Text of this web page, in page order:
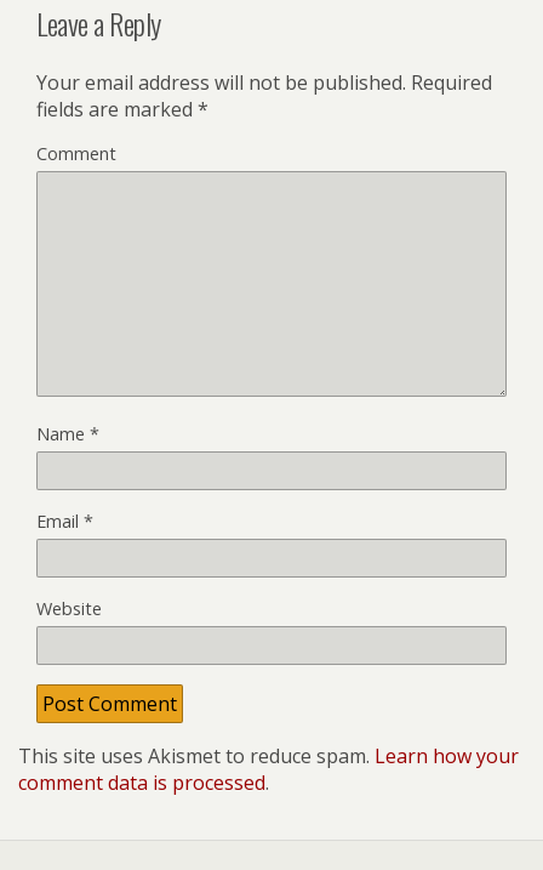
Leave a Reply
Your email address will not be published. Required
fields are marked *
Comment
Name *
Email *
Website
This site uses Akismet to reduce spam. Learn how your
comment data is processed.